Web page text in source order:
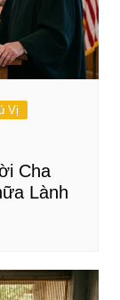
Vị
Cha
Lành